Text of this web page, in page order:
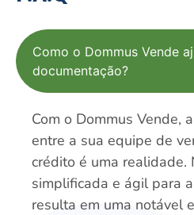
Como o Dommus Vende
documentação?
Com o Dommus Vende,
entre a sua equipe de
crédito é uma realidade.
simplificada e ágil para
resulta em uma notável